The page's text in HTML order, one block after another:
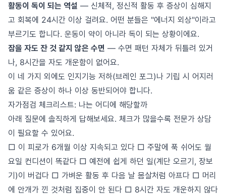
활동이 독이 되는 역설 — 신체적, 정신적 활동 후 증상이 심해지
고 회복에 24시간 이상 걸려요. 어떤 분들은 "에너지 외상"이라고
부르기도 합니다. 운동이 약이 아니라 독이 되는 상황이에요.
잠을 자도 잔 것 같지 않은 수면 — 수면 패턴 자체가 뒤틀려 있거
나, 8시간을 자도 개운함이 없어요.
이 네 가지 외에도 인지기능 저하(브레인 포그)나 기립 시 어지러
움 같은 증상이 하나 이상 동반되어야 합니다.
자가점검 체크리스트: 나는 어디에 해당할까
아래 질문에 솔직하게 답해보세요. 체크가 많을수록 전문가 상담
이 필요할 수 있어요.
□ 이 피로가 6개월 이상 지속되고 있다 □ 주말에 푹 쉬어도 월
요일 컨디션이 똑같다 □ 예전에 쉽게 하던 일(계단 오르기, 장보
기)이 버겁다 □ 가벼운 활동 후 다음 날 몸살처럼 아프다 □ 머리
에 안개가 낀 것처럼 집중이 안 된다 □ 8시간 자도 개운하지 않다